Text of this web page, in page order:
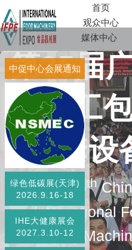
首页
观众中心
媒体中心
第35届
品加工
配套设
The 35th
lnternational
Packaging
中促中心会展通知
绿色低碳展(天津)
2026.9.16-18
IHE大健康展会
2027.3.10-12